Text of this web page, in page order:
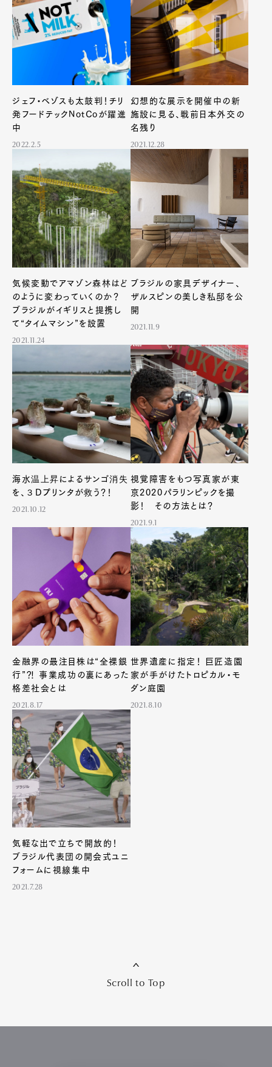
Art&DesignWatch
Fashion
GourmetCars
Product CultureLifestyle
Pen Membership
Magazine
Official Columnist
Contact
Pen Meet
Pen international Pen tw
ジェフ・ベゾスも太鼓判！チリ
発フードテックNotCoが躍進
中
2022.2.5
幻想的な展示を開催中の新
施設に見る、戦前日本外交の
名残り
2021.12.28
気候変動でアマゾン森林はど
のように変わっていくのか？
ブラジルがイギリスと提携し
て“タイムマシン”を設置
2021.11.24
ブラジルの家具デザイナー、
ザルスピンの美しき私邸を公
開
2021.11.9
海水温上昇によるサンゴ消失
を、３Dプリンタが救う？！
2021.10.12
視覚障害をもつ写真家が東
京2020パラリンピックを撮
影！ その方法とは？
2021.9.1
金融界の最注目株は“全裸銀
行”⁈ 事業成功の裏にあった
格差社会とは
2021.8.17
世界遺産に指定！ 巨匠造園
家が手がけたトロピカル・モ
ダン庭園
2021.8.10
気軽な出で立ちで開放的！
ブラジル代表団の開会式ユニ
フォームに視線集中
2021.7.28
Scroll to Top